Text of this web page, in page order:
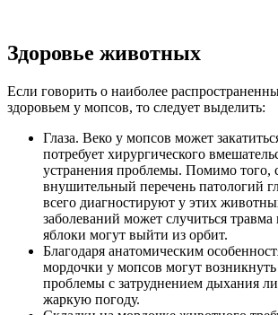
Здоровье животных
Если говорить о наиболее
здоровьем у мопсов, то следует выделить:
Глаза. Веко у мопсов может
потребует хирургического
устранения проблемы. Помимо того,
внушительный перечень патологий
всего диагностируют у этих
заболеваний может случиться травма
яблоки могут выйти из орбит.
Благодаря анатомическим
мордочки у мопсов могут
проблемы с затруднением дыхания
жаркую погоду.